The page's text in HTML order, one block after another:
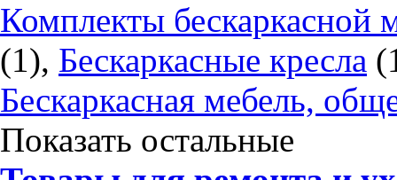
Комплекты бескаркасной
(1), Бескаркасные кресла
Бескаркасная мебель,
Показать остальные